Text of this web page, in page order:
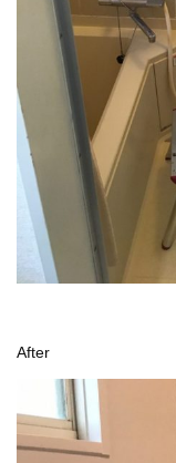
After